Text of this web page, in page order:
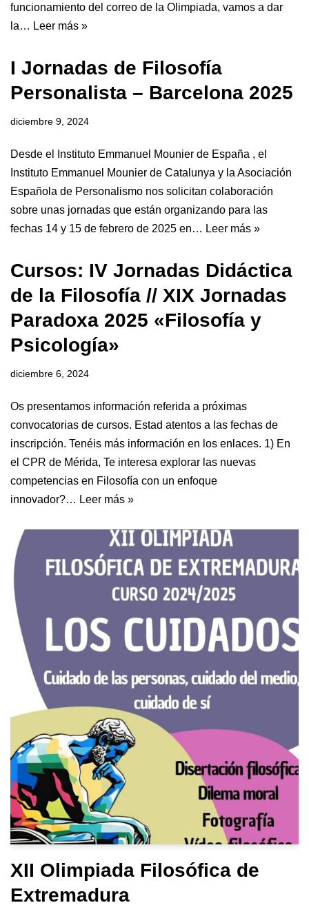
funcionamiento del correo de la Olimpiada, vamos a dar
la… Leer más »
I Jornadas de Filosofía
Personalista – Barcelona 2025
diciembre 9, 2024
Desde el Instituto Emmanuel Mounier de España , el
Instituto Emmanuel Mounier de Catalunya y la Asociación
Española de Personalismo nos solicitan colaboración
sobre unas jornadas que están organizando para las
fechas 14 y 15 de febrero de 2025 en… Leer más »
Cursos: IV Jornadas Didáctica
de la Filosofía // XIX Jornadas
Paradoxa 2025 «Filosofía y
Psicología»
diciembre 6, 2024
Os presentamos información referida a próximas
convocatorias de cursos. Estad atentos a las fechas de
inscripción. Tenéis más información en los enlaces. 1) En
el CPR de Mérida, Te interesa explorar las nuevas
competencias en Filosofía con un enfoque
innovador?… Leer más »
XII Olimpiada Filosófica de
Extremadura